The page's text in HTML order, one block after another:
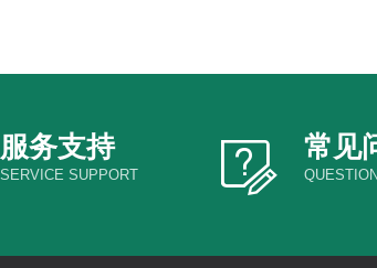
服务支持
SERVICE SUPPORT
常见